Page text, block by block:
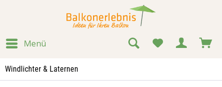
Menü
Windlichter & Laternen